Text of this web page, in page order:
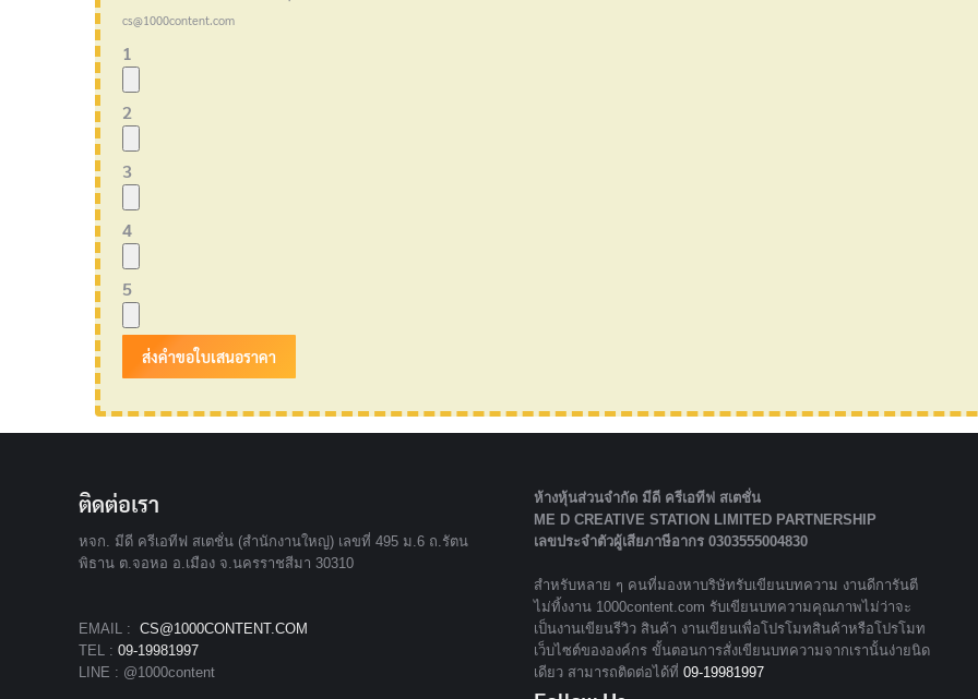
cs@1000content.com
1
2
3
4
5
ติดต่อเรา
หจก. มีดี ครีเอทีฟ สเตชั่น (สำนักงานใหญ่) เลขที่ 495 ม.6 ถ.รัตน
พิธาน ต.จอหอ อ.เมือง จ.นครราชสีมา 30310
EMAIL : CS@1000CONTENT.COM
TEL : 09-19981997
LINE : @1000content
ห้างหุ้นส่วนจํากัด มีดี ครีเอทีฟ สเตชั่น
ME D CREATIVE STATION LIMITED PARTNERSHIP
เลขประจำตัวผู้เสียภาษีอากร 0303555004830
สำหรับหลาย ๆ คนที่มองหาบริษัทรับเขียนบทความ งานดีการันตี
ไม่ทิ้งงาน 1000content.com รับเขียนบทความคุณภาพไม่ว่าจะ
เป็นงานเขียนรีวิว สินค้า งานเขียนเพื่อโปรโมทสินค้าหรือโปรโมท
เว็บไซต์ขององค์กร ขั้นตอนการสั่งเขียนบทความจากเรานั้นง่ายนิด
เดียว สามารถติดต่อได้ที่ 09-19981997